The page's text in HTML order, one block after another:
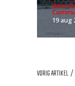
door
19 aug
VORIG ARTIKEL